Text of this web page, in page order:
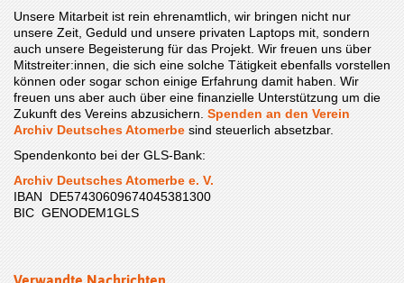
Unsere Mitarbeit ist rein ehrenamtlich, wir bringen nicht nur
unsere Zeit, Geduld und unsere privaten Laptops mit, sondern
auch unsere Begeisterung für das Projekt. Wir freuen uns über
Mitstreiter:innen, die sich eine solche Tätigkeit ebenfalls vorstellen
können oder sogar schon einige Erfahrung damit haben. Wir
freuen uns aber auch über eine finanzielle Unterstützung um die
Zukunft des Vereins abzusichern. Spenden an den Verein
Archiv Deutsches Atomerbe sind steuerlich absetzbar.
Spendenkonto bei der GLS-Bank:
Archiv Deutsches Atomerbe e. V.
IBAN DE57430609674045381300
BIC GENODEM1GLS